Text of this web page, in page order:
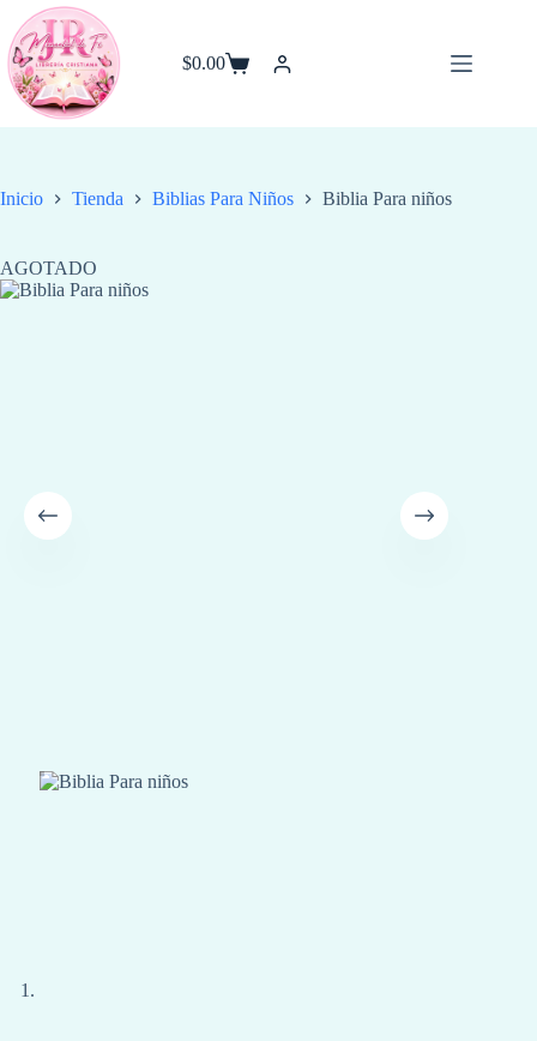
Saltar
contenido
Carro
$0.00
Inicio Tienda Biblias Para Niños Biblia Para niños
AGOTADO